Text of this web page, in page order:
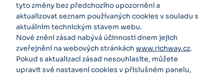
tyto změny bez předchozího upozornění a
aktualizovat seznam používaných cookies v souladu s
aktuálním technickým stavem webu.
Nové znění zásad nabývá účinnosti dnem jejich
zveřejnění na webových stránkáchwww.richway.cz.
Pokud s aktualizací zásad nesouhlasíte, můžete
upravit své nastavení cookies v příslušném panelu,